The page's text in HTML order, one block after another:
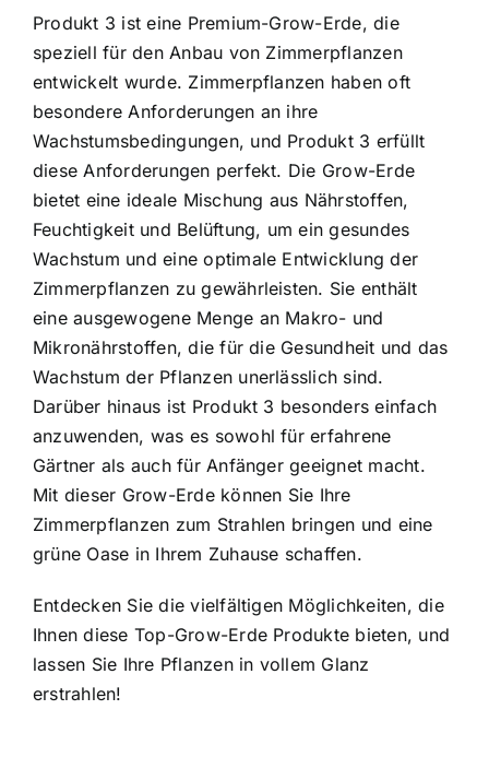
Produkt 3 ist eine Premium-Grow-Erde, die
speziell für den Anbau von Zimmerpflanzen
entwickelt wurde. Zimmerpflanzen haben oft
besondere Anforderungen an ihre
Wachstumsbedingungen, und Produkt 3 erfüllt
diese Anforderungen perfekt. Die Grow-Erde
bietet eine ideale Mischung aus Nährstoffen,
Feuchtigkeit und Belüftung, um ein gesundes
Wachstum und eine optimale Entwicklung der
Zimmerpflanzen zu gewährleisten. Sie enthält
eine ausgewogene Menge an Makro- und
Mikronährstoffen, die für die Gesundheit und das
Wachstum der Pflanzen unerlässlich sind.
Darüber hinaus ist Produkt 3 besonders einfach
anzuwenden, was es sowohl für erfahrene
Gärtner als auch für Anfänger geeignet macht.
Mit dieser Grow-Erde können Sie Ihre
Zimmerpflanzen zum Strahlen bringen und eine
grüne Oase in Ihrem Zuhause schaffen.
Entdecken Sie die vielfältigen Möglichkeiten, die
Ihnen diese Top-Grow-Erde Produkte bieten, und
lassen Sie Ihre Pflanzen in vollem Glanz
erstrahlen!